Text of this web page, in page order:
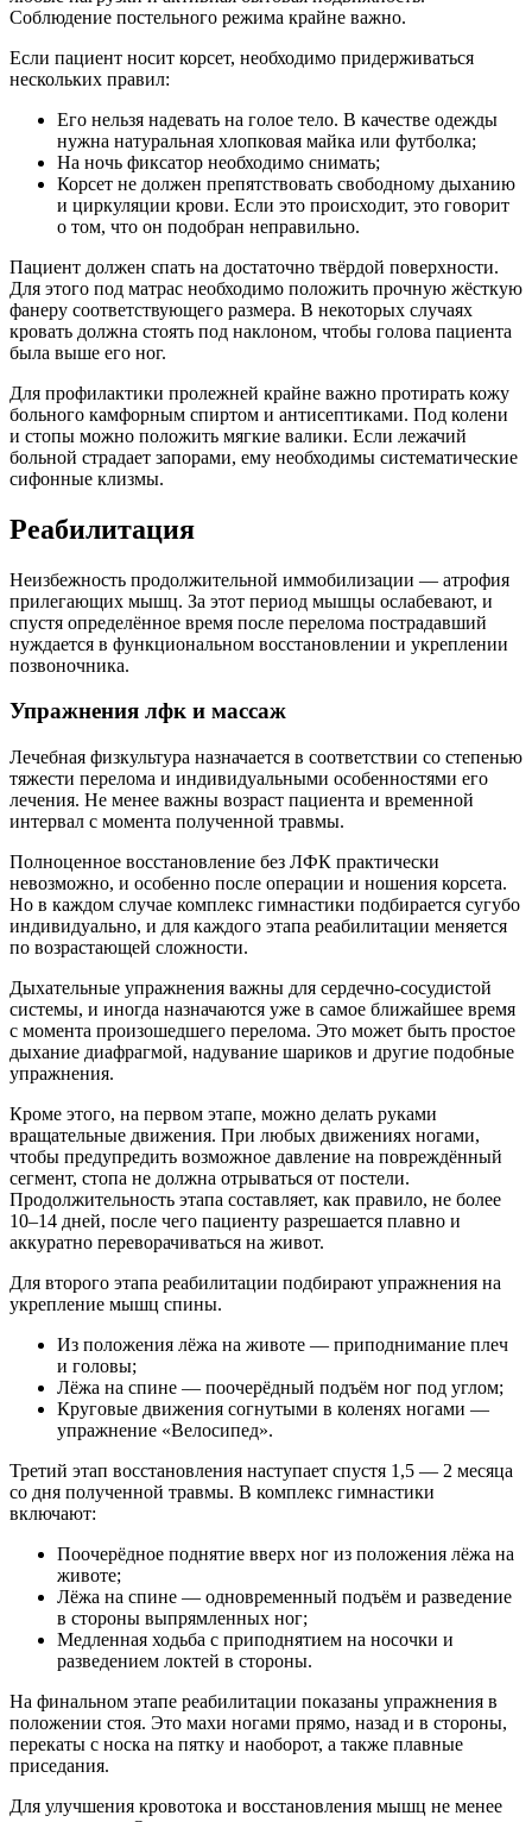
Соблюдение постельного режима крайне важно.
Если пациент носит корсет, необходимо придерживаться
нескольких правил:
Его нельзя надевать на голое тело. В качестве одежды
нужна натуральная хлопковая майка или футболка;
На ночь фиксатор необходимо снимать;
Корсет не должен препятствовать свободному дыханию
и циркуляции крови. Если это происходит, это говорит
о том, что он подобран неправильно.
Пациент должен спать на достаточно твёрдой поверхности.
Для этого под матрас необходимо положить прочную жёсткую
фанеру соответствующего размера. В некоторых случаях
кровать должна стоять под наклоном, чтобы голова пациента
была выше его ног.
Для профилактики пролежней крайне важно протирать кожу
больного камфорным спиртом и антисептиками. Под колени
и стопы можно положить мягкие валики. Если лежачий
больной страдает запорами, ему необходимы систематические
сифонные клизмы.
Реабилитация
Неизбежность продолжительной иммобилизации — атрофия
прилегающих мышц. За этот период мышцы ослабевают, и
спустя определённое время после перелома пострадавший
нуждается в функциональном восстановлении и укреплении
позвоночника.
Упражнения лфк и массаж
Лечебная физкультура назначается в соответствии со степенью
тяжести перелома и индивидуальными особенностями его
лечения. Не менее важны возраст пациента и временной
интервал с момента полученной травмы.
Полноценное восстановление без ЛФК практически
невозможно, и особенно после операции и ношения корсета.
Но в каждом случае комплекс гимнастики подбирается сугубо
индивидуально, и для каждого этапа реабилитации меняется
по возрастающей сложности.
Дыхательные упражнения важны для сердечно-сосудистой
системы, и иногда назначаются уже в самое ближайшее время
с момента произошедшего перелома. Это может быть простое
дыхание диафрагмой, надувание шариков и другие подобные
упражнения.
Кроме этого, на первом этапе, можно делать руками
вращательные движения. При любых движениях ногами,
чтобы предупредить возможное давление на повреждённый
сегмент, стопа не должна отрываться от постели.
Продолжительность этапа составляет, как правило, не более
10–14 дней, после чего пациенту разрешается плавно и
аккуратно переворачиваться на живот.
Для второго этапа реабилитации подбирают упражнения на
укрепление мышц спины.
Из положения лёжа на животе — приподнимание плеч
и головы;
Лёжа на спине — поочерёдный подъём ног под углом;
Круговые движения согнутыми в коленях ногами —
упражнение «Велосипед».
Третий этап восстановления наступает спустя 1,5 — 2 месяца
со дня полученной травмы. В комплекс гимнастики
включают:
Поочерёдное поднятие вверх ног из положения лёжа на
животе;
Лёжа на спине — одновременный подъём и разведение
в стороны выпрямленных ног;
Медленная ходьба с приподнятием на носочки и
разведением локтей в стороны.
На финальном этапе реабилитации показаны упражнения в
положении стоя. Это махи ногами прямо, назад и в стороны,
перекаты с носка на пятку и наоборот, а также плавные
приседания.
Для улучшения кровотока и восстановления мышц не менее